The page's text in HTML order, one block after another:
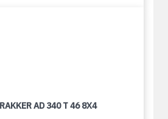
AD 340 T 46 8X4